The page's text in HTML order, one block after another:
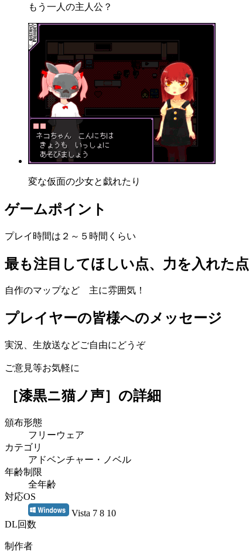
もう一人の主人公？
変な仮面の少女と戯れたり
ゲームポイント
プレイ時間は２～５時間くらい
最も注目してほしい点、力を入れた点
自作のマップなど 主に雰囲気！
プレイヤーの皆様へのメッセージ
実況、生放送などご自由にどうぞ
ご意見等お気軽に
［漆黒ニ猫ノ声］ の詳細
頒布形態
フリーウェア
カテゴリ
アドベンチャー・ノベル
年齢制限
全年齢
対応OS
Vista 7 8 10
DL回数
制作者